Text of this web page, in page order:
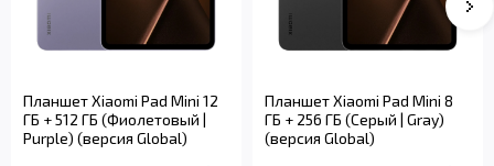
Планшет Xiaomi Pad Mini 12
ГБ + 512 ГБ (Фиолетовый |
Purple) (версия Global)
Планшет Xiaomi Pad Mini 8
ГБ + 256 ГБ (Серый | Gray)
(версия Global)